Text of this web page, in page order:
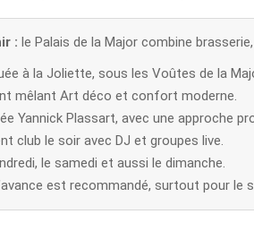
: le Palais de la Major combine
à la Joliette, sous les Voûtes de la
mêlant Art déco et confort moderne.
Yannick Plassart, avec une approche
club le soir avec DJ et groupes live.
le samedi et aussi le dimanche.
est recommandé, surtout pour le